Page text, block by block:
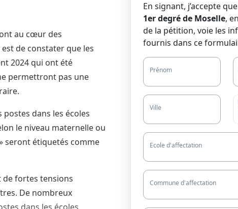
au cœur des
de constater que les
2024 qui ont été
permettront pas une
dans les écoles
le niveau maternelle ou
seront étiquetés comme
de fortes tensions
De nombreux
En signant, j’accepte que
1er degré de Moselle,
de la pétition, voie les
fournis dans ce
Prénom
Ville
Ecole d'affectation
Commune d'affectation